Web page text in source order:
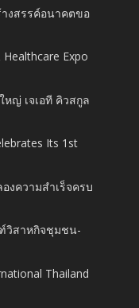
งสรรค์อนาคตขอ
Expo
ญ่ เจเอที คิวสกูล
Its 1st
งความสำเร็จครบ
สาหกิจชุมชน-
Thailand